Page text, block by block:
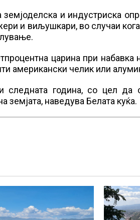
и индустриска
и виљушкари, во случаи
царина при
американски челик или
година, со цел да
земјата, наведува Белата куќа.